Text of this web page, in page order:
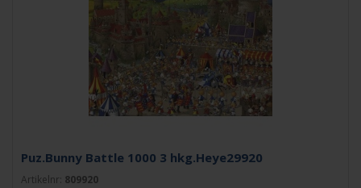
Puz.Bunny Battle 1000 3 hkg.Heye29920
Artikelnr: 809920